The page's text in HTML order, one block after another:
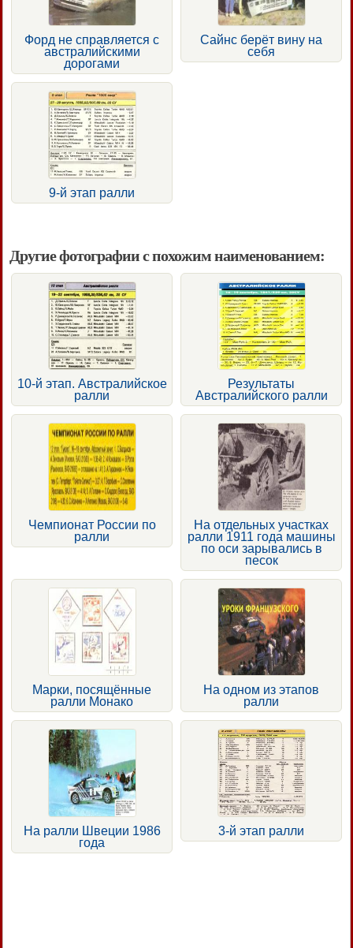
Форд не справляется с
австралийскими
дорогами
Сайнс берёт вину на
себя
9-й этап ралли
Другие фотографии с похожим наименованием:
10-й этап. Австралийское
ралли
Результаты
Австралийского ралли
Чемпионат России по
ралли
На отдельных участках
ралли 1911 года машины
по оси зарывались в
песок
Марки, посящённые
ралли Монако
На одном из этапов
ралли
На ралли Швеции 1986
года
3-й этап ралли